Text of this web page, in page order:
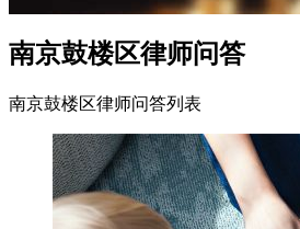
南京鼓楼区律师问答
南京鼓楼区律师问答列表